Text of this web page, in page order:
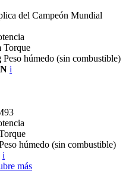
del Campeón Mundial
Torque
Peso húmedo (sin combustible)
i
húmedo (sin combustible)
i
más